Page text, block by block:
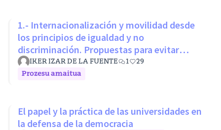
1.- Internacionalización y movilidad desde
los principios de igualdad y no
discriminación. Propuestas para evitar
desigualdades estructurales
IKER IZAR DE LA FUENTE 1
29
Prozesu amaitua
El papel y la práctica de las universidades en
la defensa de la democracia